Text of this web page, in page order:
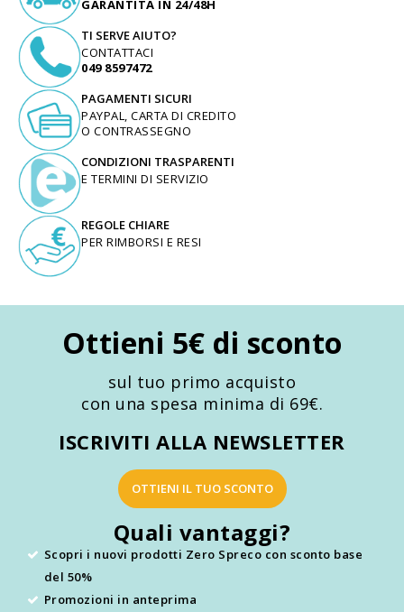
GARANTITA IN 24/48H
TI SERVE AIUTO?
CONTATTACI
049 8597472
PAGAMENTI SICURI
PAYPAL, CARTA DI CREDITO
O CONTRASSEGNO
CONDIZIONI TRASPARENTI
E TERMINI DI SERVIZIO
REGOLE CHIARE
PER RIMBORSI E RESI
Ottieni 5€ di sconto
sul tuo primo acquisto
con una spesa minima di 69€.
ISCRIVITI ALLA NEWSLETTER
OTTIENI IL TUO SCONTO
Quali vantaggi?
Scopri i nuovi prodotti Zero Spreco con sconto base
del 50%
Promozioni in anteprima